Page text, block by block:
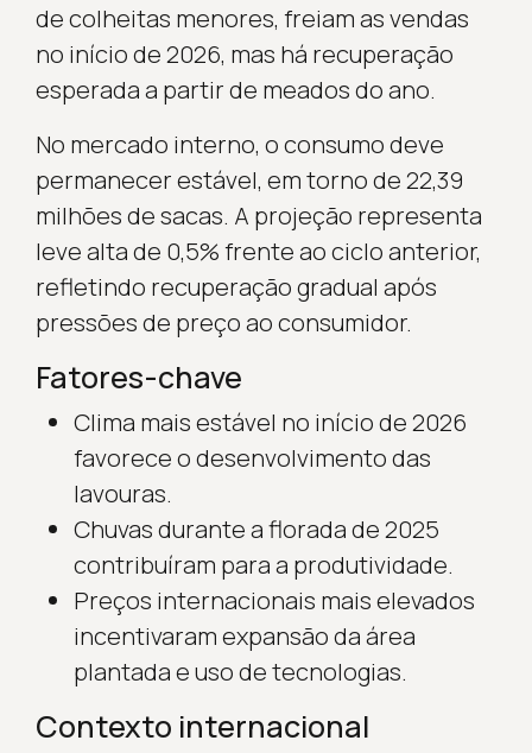
de colheitas menores, freiam as vendas
no início de 2026, mas há recuperação
esperada a partir de meados do ano.
No mercado interno, o consumo deve
permanecer estável, em torno de 22,39
milhões de sacas. A projeção representa
leve alta de 0,5% frente ao ciclo anterior,
refletindo recuperação gradual após
pressões de preço ao consumidor.
Fatores-chave
Clima mais estável no início de 2026
favorece o desenvolvimento das
lavouras.
Chuvas durante a florada de 2025
contribuíram para a produtividade.
Preços internacionais mais elevados
incentivaram expansão da área
plantada e uso de tecnologias.
Contexto internacional